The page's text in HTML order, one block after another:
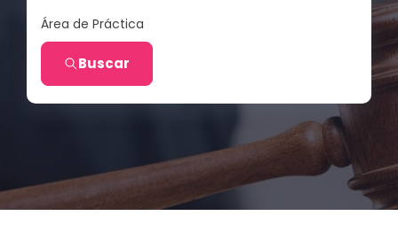
Área de Práctica
Buscar